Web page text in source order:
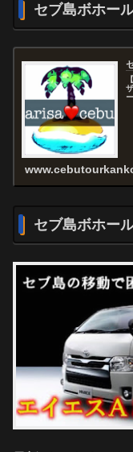
セブ島ボホー
セブ島ボホー